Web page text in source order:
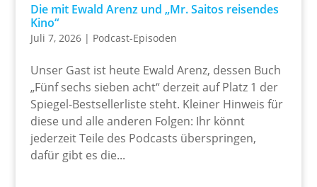
Die mit Ewald Arenz und „Mr. Saitos reisendes
Kino“
Juli 7, 2026| Podcast-Episoden
Unser Gast ist heute Ewald Arenz, dessen Buch
„Fünf sechs sieben acht“ derzeit auf Platz 1 der
Spiegel-Bestsellerliste steht. Kleiner Hinweis für
diese und alle anderen Folgen: Ihr könnt
jederzeit Teile des Podcasts überspringen,
dafür gibt es die...